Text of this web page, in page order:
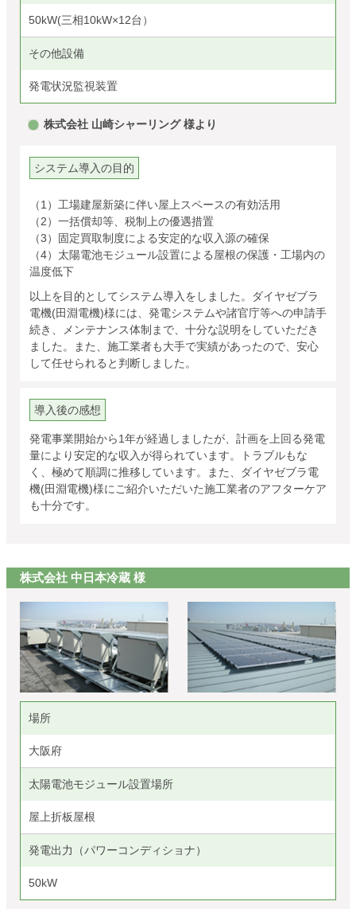
50kW(三相10kW×12台）
その他設備
発電状況監視装置
株式会社 山崎シャーリング 様より
システム導入の目的
（1）工場建屋新築に伴い屋上スペースの有効活用
（2）一括償却等、税制上の優遇措置
（3）固定買取制度による安定的な収入源の確保
（4）太陽電池モジュール設置による屋根の保護・工場内の
温度低下
以上を目的としてシステム導入をしました。ダイヤゼブラ
電機(田淵電機)様には、発電システムや諸官庁等への申請手
続き、メンテナンス体制まで、十分な説明をしていただき
ました。また、施工業者も大手で実績があったので、安心
して任せられると判断しました。
導入後の感想
発電事業開始から1年が経過しましたが、計画を上回る発電
量により安定的な収入が得られています。トラブルもな
く、極めて順調に推移しています。また、ダイヤゼブラ電
機(田淵電機)様にご紹介いただいた施工業者のアフターケア
も十分です。
株式会社 中日本冷蔵 様
場所
大阪府
太陽電池モジュール設置場所
屋上折板屋根
発電出力（パワーコンディショナ）
50kW